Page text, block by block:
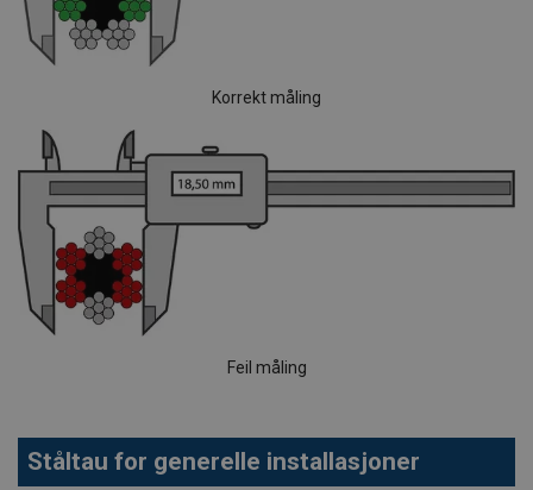
Korrekt måling
Feil måling
Ståltau for generelle installasjoner